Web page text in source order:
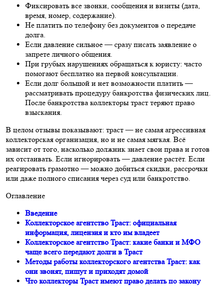
Фиксировать все звонки, сообщения и визиты (дата,
время, номер, содержание).
Не платить по телефону без документов о передаче
долга.
Если давление сильное — сразу писать заявление о
запрете личного общения.
При грубых нарушениях обращаться к юристу: часто
помогают бесплатно на первой консультации.
Если долг большой и нет возможности платить —
рассматривать процедуру банкротства физических лиц.
После банкротства коллекторы траст теряют право
взыскания.
В целом отзывы показывают: траст — не самая агрессивная
коллекторская организация, но и не самая мягкая. Всё
зависит от того, насколько должник знает свои права и готов
их отстаивать. Если игнорировать — давление растёт. Если
реагировать грамотно — можно добиться скидки, рассрочки
или даже полного списания через суд или банкротство.
Оглавление
Введение
Коллекторское агентство Траст: официальная
информация, лицензия и кто им владеет
Коллекторское агентство Траст: какие банки и МФО
чаще всего передают долги в Траст
Методы работы коллекторского агентства Траст: как
они звонят, пишут и приходят домой
Что коллекторы Траст имеют право делать по закону